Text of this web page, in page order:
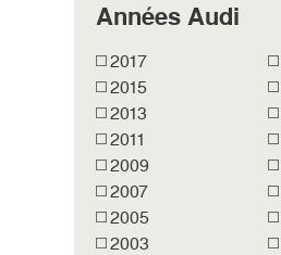
Années Audi
2017
2015
2013
2011
2009
2007
2005
2003